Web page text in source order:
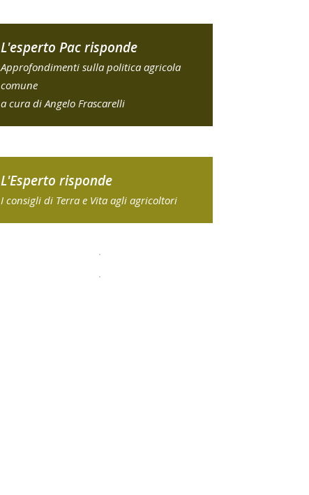
L'esperto Pac risponde
Approfondimenti sulla politica agricola
comune
a cura di Angelo Frascarelli
L'Esperto risponde
I consigli di Terra e Vita agli agricoltori